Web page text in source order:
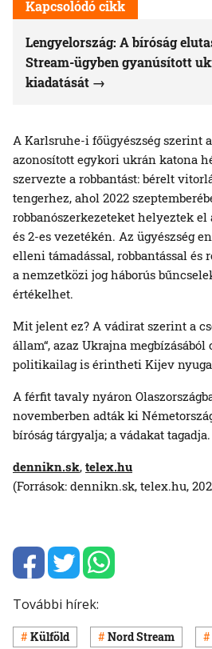
Kapcsolódó cikk
Lengyelország: A bíróság
Stream-ügyben gyanúsított
kiadatását
A Karlsruhe-i főügyészség szerint a Serhij K. néven
azonosított egykori ukrán katona
szervezte a robbantást: bérelt
tengerhez, ahol 2022
robbanószerkezeteket helyeztek el
és 2-es vezetékén. Az ügyészség
elleni támadással, robbantással és
a nemzetközi jog háborús
értékelhet.
Mit jelent ez? A vádirat szerint a
állam“, azaz Ukrajna megbízásából
politikailag is érintheti Kijev
A férfit tavaly nyáron
novemberben adták ki
bíróság tárgyalja; a vádakat tagadja.
dennikn.sk, telex.hu
(Források: dennikn.sk, telex.hu,
További hírek:
Külföld Nord Stream